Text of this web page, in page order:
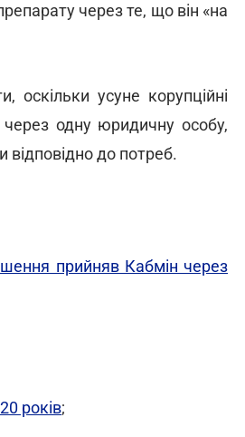
через те, що він «на
усуне корупційні
одну юридичну особу,
до потреб.
прийняв Кабмін через
років;